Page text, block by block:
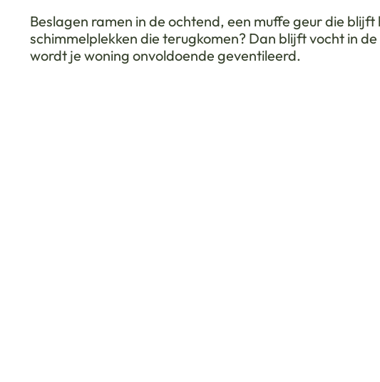
Beslagen ramen in de ochtend, een muffe geur die
schimmelplekken die terugkomen? Dan blijft vocht in
wordt je woning onvoldoende geventileerd.